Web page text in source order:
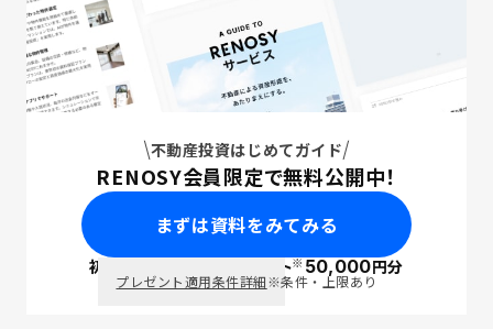
不動産投資はじめてガイド
RENOSY会員限定で無料公開中！
まずは資料をみてみる
初回面談で ポイント※50,000円分
プレゼント適用条件詳細※条件・上限あり